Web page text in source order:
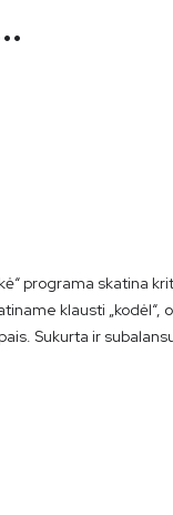
programa skatina
klausti „kodėl“,
Sukurta ir